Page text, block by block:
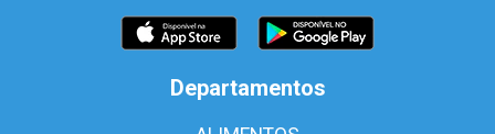
Departamentos